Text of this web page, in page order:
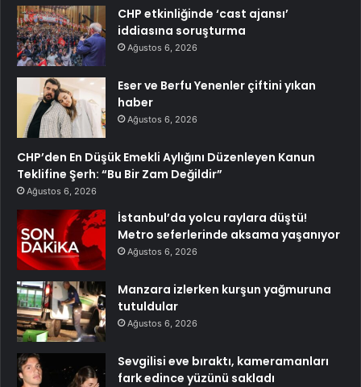
CHP etkinliğinde ‘cast ajansı’
iddiasına soruşturma
Ağustos 6, 2026
Eser ve Berfu Yenenler çiftini yıkan
haber
Ağustos 6, 2026
CHP’den En Düşük Emekli Aylığını Düzenleyen Kanun
Teklifine Şerh: “Bu Bir Zam Değildir”
Ağustos 6, 2026
İstanbul’da yolcu raylara düştü!
Metro seferlerinde aksama yaşanıyor
Ağustos 6, 2026
Manzara izlerken kurşun yağmuruna
tutuldular
Ağustos 6, 2026
Sevgilisi eve bıraktı, kameramanları
fark edince yüzünü sakladı